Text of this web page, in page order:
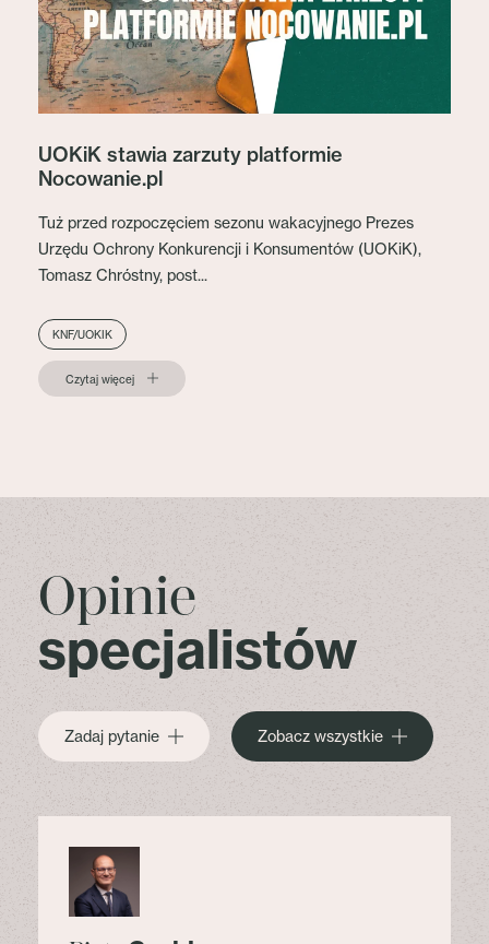
UOKiK stawia zarzuty platformie
Nocowanie.pl
Tuż przed rozpoczęciem sezonu wakacyjnego Prezes
Urzędu Ochrony Konkurencji i Konsumentów (UOKiK),
Tomasz Chróstny, post...
KNF/UOKIK
Czytaj więcej
Opinie
specjalistów
Zadaj pytanie Zobacz wszystkie